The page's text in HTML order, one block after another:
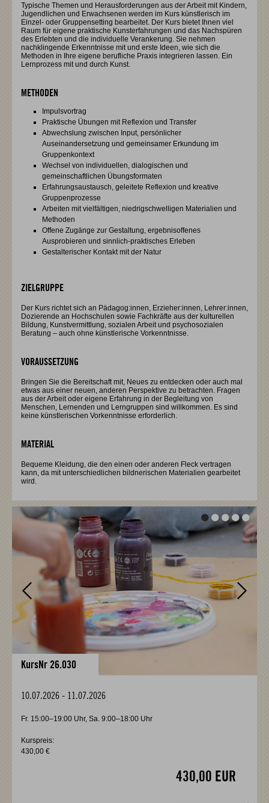
Typische Themen und Herausforderungen aus der Arbeit mit Kindern,
Jugendlichen und Erwachsenen werden im Kurs künstlerisch im
Einzel- oder Gruppensetting bearbeitet. Der Kurs bietet Ihnen viel
Raum für eigene praktische Kunsterfahrungen und das Nachspüren
des Erlebten und die individuelle Verankerung. Sie nehmen
nachklingende Erkenntnisse mit und erste Ideen, wie sich die
Methoden in Ihre eigene berufliche Praxis integrieren lassen. Ein
Lernprozess mit und durch Kunst.
METHODEN
Impulsvortrag
Praktische Übungen mit Reflexion und Transfer
Abwechslung zwischen Input, persönlicher
Auseinandersetzung und gemeinsamer Erkundung im
Gruppenkontext
Wechsel von individuellen, dialogischen und
gemeinschaftlichen Übungsformaten
Erfahrungsaustausch, geleitete Reflexion und kreative
Gruppenprozesse
Arbeiten mit vielfältigen, niedrigschwelligen Materialien und
Methoden
Offene Zugänge zur Gestaltung, ergebnisoffenes
Ausprobieren und sinnlich-praktisches Erleben
Gestalterischer Kontakt mit der Natur
ZIELGRUPPE
Der Kurs richtet sich an Pädagog:innen, Erzieher:innen, Lehrer:innen,
Dozierende an Hochschulen sowie Fachkräfte aus der kulturellen
Bildung, Kunstvermittlung, sozialen Arbeit und psychosozialen
Beratung – auch ohne künstlerische Vorkenntnisse.
VORAUSSETZUNG
Bringen Sie die Bereitschaft mit, Neues zu entdecken oder auch mal
etwas aus einer neuen, anderen Perspektive zu betrachten. Fragen
aus der Arbeit oder eigene Erfahrung in der Begleitung von
Menschen, Lernenden und Lerngruppen sind willkommen. Es sind
keine künstlerischen Vorkenntnisse erforderlich.
MATERIAL
Bequeme Kleidung, die den einen oder anderen Fleck vertragen
kann, da mit unterschiedlichen bildnerischen Materialien gearbeitet
wird.
KursNr 26.030
10.07.2026 - 11.07.2026
Fr. 15:00–19:00 Uhr, Sa. 9:00–18:00 Uhr
Kurspreis:
430,00 €
430,00 EUR